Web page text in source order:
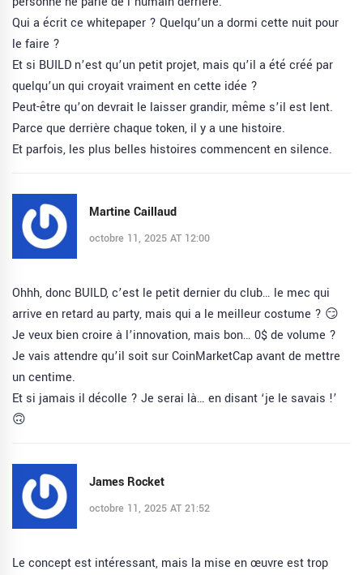
Qui a écrit ce whitepaper ? Quelqu’un a dormi cette nuit pour
le faire ?
Et si BUILD n’est qu’un petit projet, mais qu’il a été créé par
quelqu’un qui croyait vraiment en cette idée ?
Peut-être qu’on devrait le laisser grandir, même s’il est lent.
Parce que derrière chaque token, il y a une histoire.
Et parfois, les plus belles histoires commencent en silence.
Martine Caillaud
octobre 11, 2025 AT 12:00
Ohhh, donc BUILD, c’est le petit dernier du club… le mec qui
arrive en retard au party, mais qui a le meilleur costume ? 😏
Je veux bien croire à l’innovation, mais bon… 0$ de volume ?
Je vais attendre qu’il soit sur CoinMarketCap avant de mettre
un centime.
Et si jamais il décolle ? Je serai là… en disant ‘je le savais !’
🙃
James Rocket
octobre 11, 2025 AT 21:52
Le concept est intéressant, mais la mise en œuvre est trop